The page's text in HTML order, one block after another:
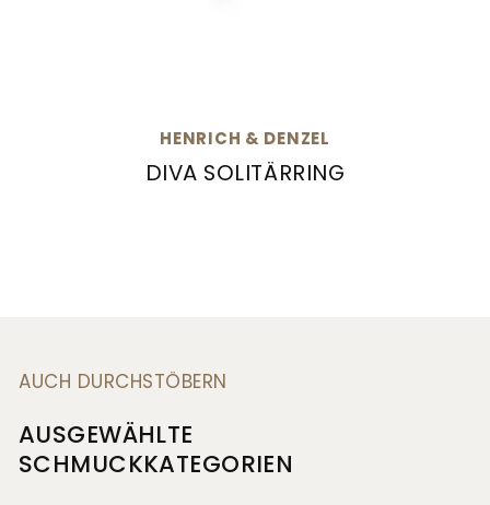
HENRICH & DENZEL
DIVA SOLITÄRRING
AUCH DURCHSTÖBERN
AUSGEWÄHLTE
SCHMUCKKATEGORIEN